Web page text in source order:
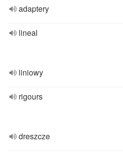
adaptery
lineal
liniowy
rigours
dreszcze